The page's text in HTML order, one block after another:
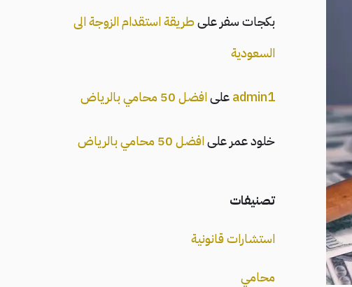
بكجات سفر علىطريقة استقدام الزوجة الى
السعودية
admin1علىافضل 50 محامي بالرياض
خلود عمر علىافضل 50 محامي بالرياض
تصنيفات
استشارات قانونية
محامي